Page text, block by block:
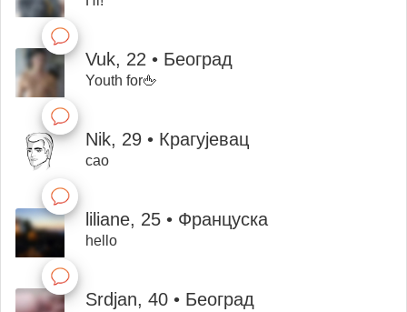
Vuk, 22 • Београд
Youth for🖕
Nik, 29 • Крагујевац
cao
liliane, 25 • Француска
hello
Srdjan, 40 • Београд